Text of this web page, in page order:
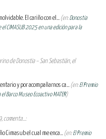
El cariño con el... (en:Donostia
CIMASUB 2025 en una edición para la
de Donostia – San Sebastián, el
y por acompañarnos ca... (en:El Premio
Barco Museo Ecoactivo MATER)
comenta...:
Cimasub el cual me enca... (en:El Premio